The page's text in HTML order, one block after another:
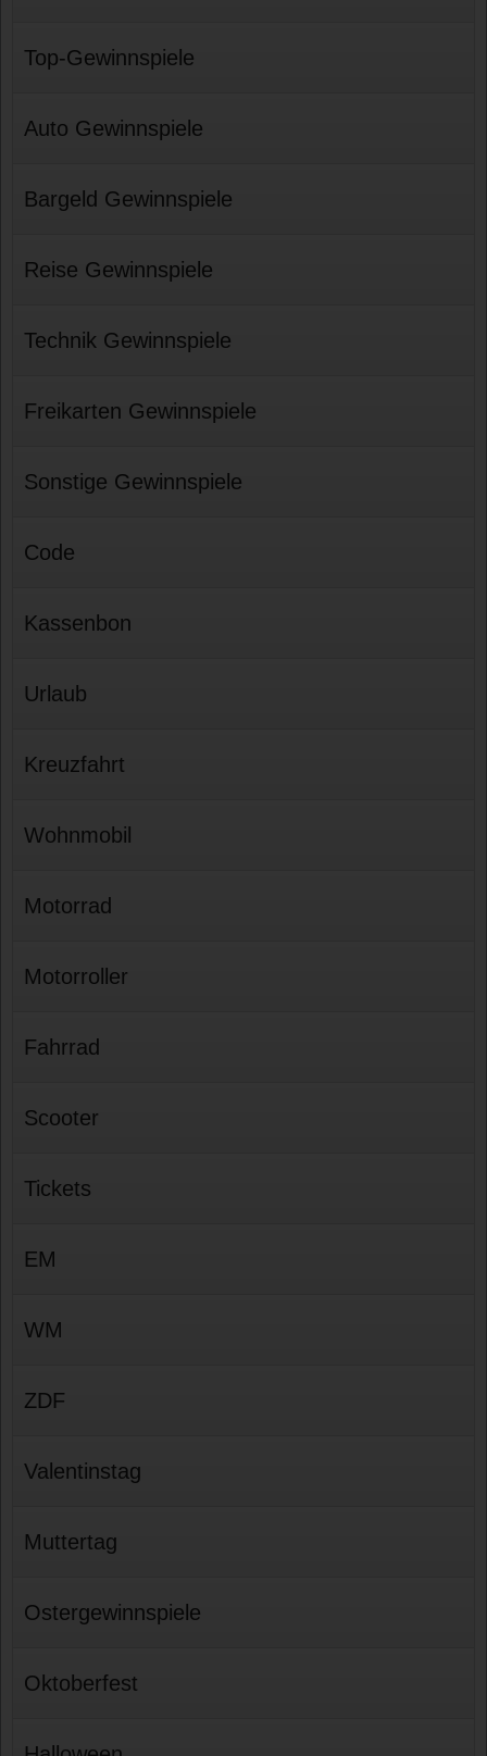
Top-Gewinnspiele
Auto Gewinnspiele
Bargeld Gewinnspiele
Reise Gewinnspiele
Technik Gewinnspiele
Freikarten Gewinnspiele
Sonstige Gewinnspiele
Code
Kassenbon
Urlaub
Kreuzfahrt
Wohnmobil
Motorrad
Motorroller
Fahrrad
Scooter
Tickets
EM
WM
ZDF
Valentinstag
Muttertag
Ostergewinnspiele
Oktoberfest